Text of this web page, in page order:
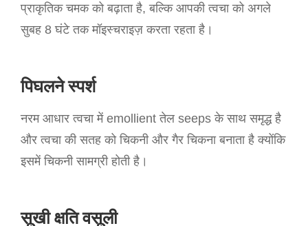
प्राकृतिक चमक को बढ़ाता है, बल्कि आपकी त्वचा को अगले
सुबह 8 घंटे तक मॉइस्चराइज़ करता रहता है।
पिघलने स्पर्श
नरम आधार त्वचा में emollient तेल seeps के साथ समृद्ध है
और त्वचा की सतह को चिकनी और गैर चिकना बनाता है क्योंकि
इसमें चिकनी सामग्री होती है।
सूखी क्षति वसूली